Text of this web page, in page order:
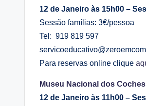
12 de Janeiro às 15h00 –
Sessão famílias: 3€/pessoa
Tel: 919 819 597
Para reservas online clique
Museu Nacional dos
12 de Janeiro às 11h00 –